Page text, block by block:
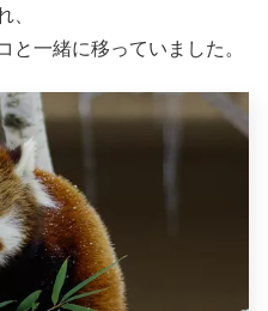
、
と一緒に移っていました。